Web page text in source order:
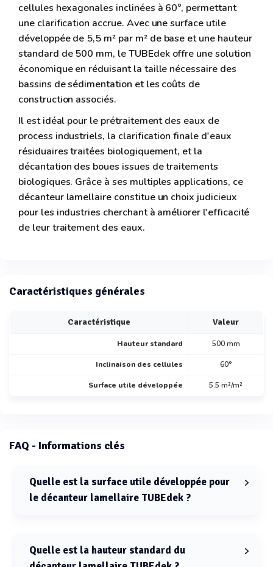
cellules hexagonales inclinées à 60°, permettant
une clarification accrue. Avec une surface utile
développée de 5,5 m² par m² de base et une hauteur
standard de 500 mm, le TUBEdek offre une solution
économique en réduisant la taille nécessaire des
bassins de sédimentation et les coûts de
construction associés.
Il est idéal pour le prétraitement des eaux de
process industriels, la clarification finale d'eaux
résiduaires traitées biologiquement, et la
décantation des boues issues de traitements
biologiques. Grâce à ses multiples applications, ce
décanteur lamellaire constitue un choix judicieux
pour les industries cherchant à améliorer l'efficacité
de leur traitement des eaux.
Caractéristiques générales
Caractéristique Valeur
Hauteur standard 500 mm
Inclinaison des cellules 60°
Surface utile développée 5.5 m²/m²
FAQ - Informations clés
Quelle est la surface utile développée pour
le décanteur lamellaire TUBEdek ?
Quelle est la hauteur standard du